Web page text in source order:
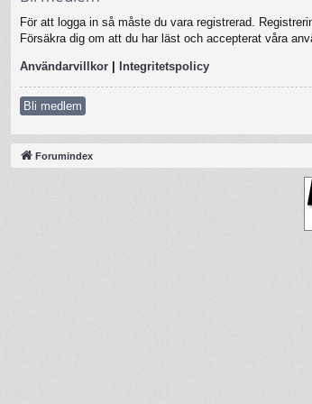
För att logga in så måste du vara registrerad.
Försäkra dig om att du har läst och accepterat våra
Användarvillkor | Integritetspolicy
Bli medlem
Forumindex